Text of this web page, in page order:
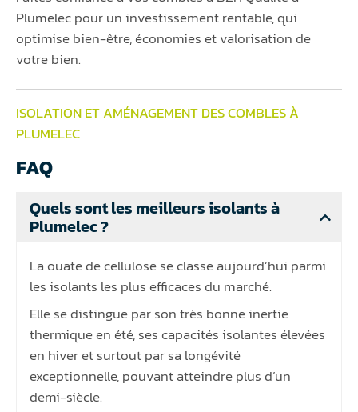
Plumelec pour un investissement rentable, qui
optimise bien-être, économies et valorisation de
votre bien.
ISOLATION ET AMÉNAGEMENT DES COMBLES À
PLUMELEC
FAQ
Quels sont les meilleurs isolants à
Plumelec ?
La ouate de cellulose se classe aujourd’hui parmi
les isolants les plus efficaces du marché.
Elle se distingue par son très bonne inertie
thermique en été, ses capacités isolantes élevées
en hiver et surtout par sa longévité
exceptionnelle, pouvant atteindre plus d’un
demi-siècle.